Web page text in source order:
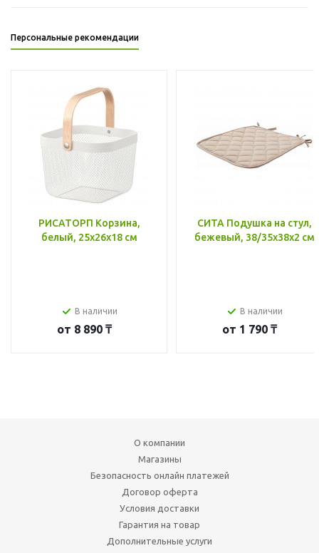
Персональные рекомендации
РИСАТОРП Корзина,
белый, 25x26x18 см
В наличии
от 8 890 ₸
СИТА Подушка на стул,
бежевый, 38/35x38x2 см
В наличии
от 1 790 ₸
О компании
Магазины
Безопасность онлайн платежей
Договор оферта
Условия доставки
Гарантия на товар
Дополнительные услуги